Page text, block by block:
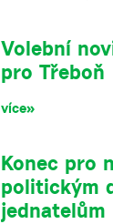
Volební
pro Třeboň
více»
Konec pro
politickým
jednatelům